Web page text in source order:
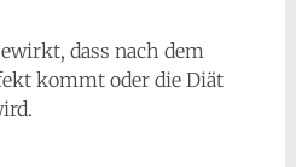
dass nach dem
kommt oder die Diät